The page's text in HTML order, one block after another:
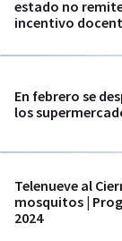
estado no
incentivo
En febrero se
los
Telenueve al
mosquitos |
2024